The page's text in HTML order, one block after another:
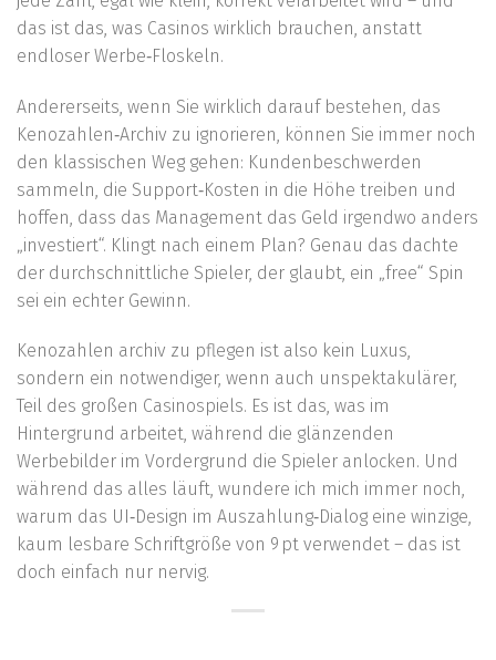
das ist das, was Casinos wirklich brauchen, anstatt
endloser Werbe‑Floskeln.
Andererseits, wenn Sie wirklich darauf bestehen, das
Kenozahlen‑Archiv zu ignorieren, können Sie immer noch
den klassischen Weg gehen: Kundenbeschwerden
sammeln, die Support‑Kosten in die Höhe treiben und
hoffen, dass das Management das Geld irgendwo anders
„investiert“. Klingt nach einem Plan? Genau das dachte
der durchschnittliche Spieler, der glaubt, ein „free“ Spin
sei ein echter Gewinn.
Kenozahlen archiv zu pflegen ist also kein Luxus,
sondern ein notwendiger, wenn auch unspektakulärer,
Teil des großen Casinospiels. Es ist das, was im
Hintergrund arbeitet, während die glänzenden
Werbebilder im Vordergrund die Spieler anlocken. Und
während das alles läuft, wundere ich mich immer noch,
warum das UI‑Design im Auszahlung‑Dialog eine winzige,
kaum lesbare Schriftgröße von 9 pt verwendet – das ist
doch einfach nur nervig.